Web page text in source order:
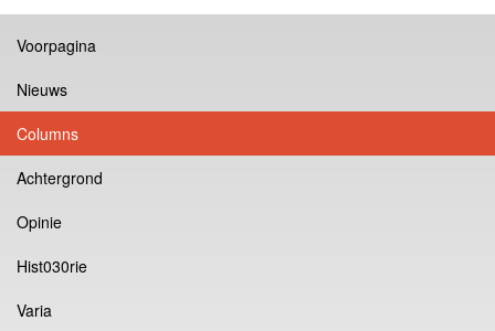
Voorpagina
Nieuws
Columns
Achtergrond
Opinie
Hist030rie
Varia